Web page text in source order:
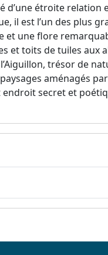
étroite relation
est l’un des plus
et une flore
et toits de tuiles aux
trésor de
aménagés
endroit secret et